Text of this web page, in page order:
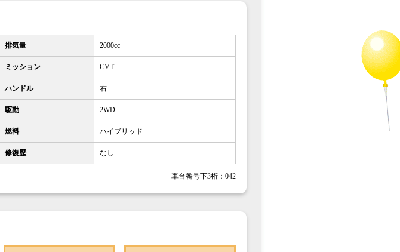
排気量 2000cc
ミッション CVT
ハンドル 右
駆動 2WD
燃料 ハイブリッド
修復歴 なし
車台番号下3桁：042